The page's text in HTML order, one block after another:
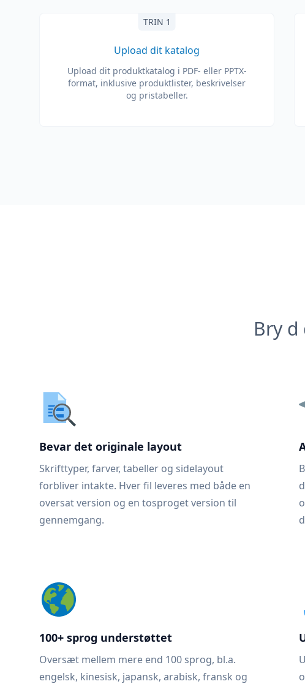
TRIN 1
Upload dit katalog
Upload dit produktkatalog i PDF- eller PPTX-
format, inklusive produktlister, beskrivelser
og pristabeller.
Bry
Bevar det originale layout
Skrifttyper, farver, tabeller og sidelayout
forbliver intakte. Hver fil leveres med både en
oversat version og en tosproget version til
gennemgang.
100+ sprog understøttet
Oversæt mellem mere end 100 sprog, bl.a.
engelsk, kinesisk, japansk, arabisk, fransk og